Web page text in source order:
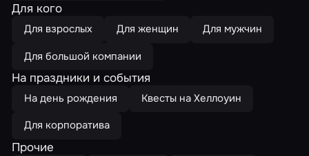
Для кого
Для взрослых Для женщин
Для мужчин
Для большой компании
На праздники и события
На день рождения
Квесты на Хеллоуин
Для корпоратива
Прочие